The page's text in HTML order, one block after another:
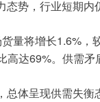
势，行业短期内
量将增长1.6% ，
高达69%。供需矛
体呈现供需失衡